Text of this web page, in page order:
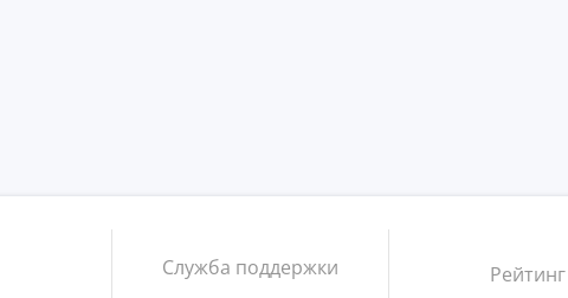
Служба поддержки
Рейтинг